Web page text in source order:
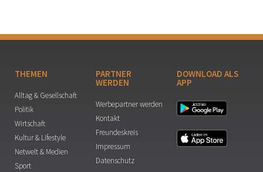
THEMEN
Alltag & Gesellschaft
Politik
Wirtschaft
Kultur & Lifestyle
Netwelt & Medien
Sport
PARTNER
WERDEN
Werbepartner werden
Kontakt
Freundeskreis
Impressum
Datenschutz
DOWNLOAD ALS
APP